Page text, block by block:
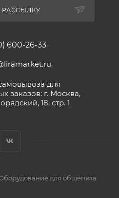
600-26-33
для
заказов: г. Москва,
18, стр. 1
для общепита